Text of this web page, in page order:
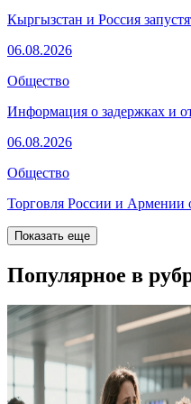
Кыргызстан и Россия
06.08.2026
Общество
Информация о задержках и
06.08.2026
Общество
Торговля России и Армении
Показать еще
Популярное в